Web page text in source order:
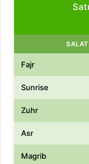
SALAT
Fajr
Sunrise
Zuhr
Asr
Magrib